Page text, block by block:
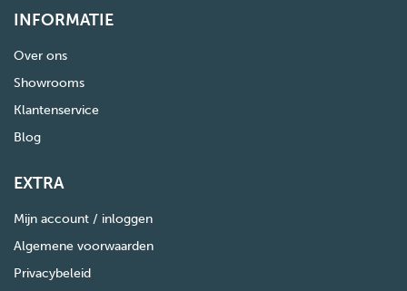
INFORMATIE
Over ons
Showrooms
Klantenservice
Blog
EXTRA
Mijn account / inloggen
Algemene voorwaarden
Privacybeleid